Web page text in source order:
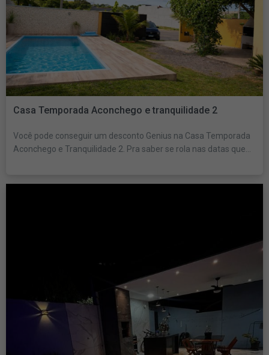
Casa Temporada Aconchego e tranquilidade 2
Você pode conseguir um desconto Genius na Casa Temporada
Aconchego e Tranquilidade 2. Pra saber se rola nas datas que...